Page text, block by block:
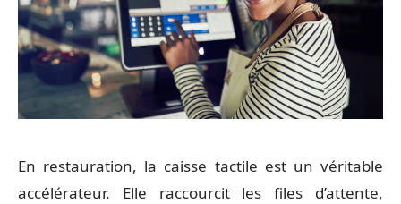
En restauration, la caisse tactile est un véritable
accélérateur. Elle raccourcit les files d’attente,